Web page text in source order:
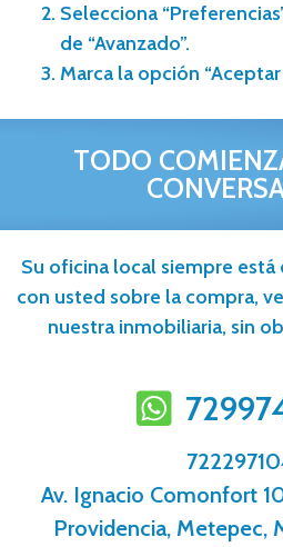
Selecciona
de “Avanzado”.
Marca la opción “Aceptar
TODO
Su oficina local siempre
con usted sobre la compra,
nuestra inmobiliaria, sin
Av. Ignacio Comonfort
Providencia, Metepec,